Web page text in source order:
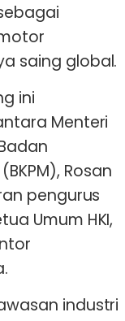
saing global.
ini
Menteri
Rosan
pengurus
Umum HKI,
industri